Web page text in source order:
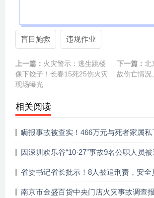
盲目施救 违规作业
上一篇： 火灾警示：逃生跳楼
像下饺子！长春15死25伤火灾
现场曝光
下一篇： 北
故伤亡情况
相关阅读
瞒报事故被查实！466万元与死者家属私
因深圳欢乐谷“10·27”事故9名公职人员
省委书记省长批示！8人被追刑责，安全
南京市金盛百货中央门店火灾事故调查